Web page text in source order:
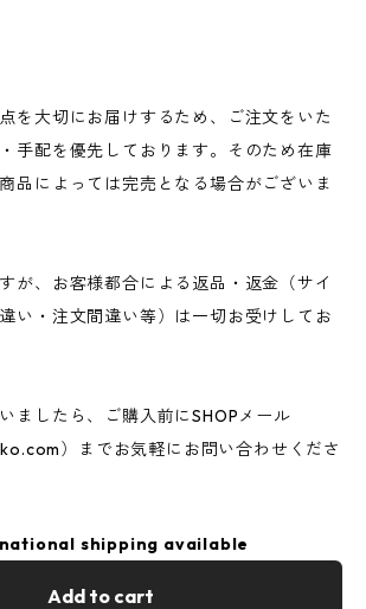
を大切にお届けするため、ご注文をいた
手配を優先しております。そのため在庫
品によっては完売となる場合がございま
が、お客様都合による返品・返金（サイ
い・注文間違い等）は一切お受けしてお
ましたら、ご購入前にSHOPメール
）までお気軽にお問い合わせくださ
shipping available
Add to cart